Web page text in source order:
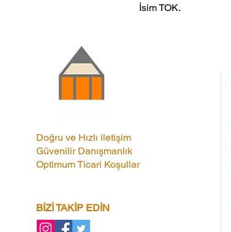
İsim TOK.
Doğru ve Hızlı iletişim
Güvenilir Danışmanlık
Optimum Ticari Koşullar
BİZİ TAKİP EDİN